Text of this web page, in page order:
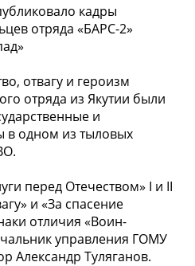
кадры
отряда «БАРС-2»
отвагу и героизм
отряда из Якутии были
и
в одном из тыловых
перед Отечеством» I и II
и «За спасение
отличия «Воин-
управления ГОМУ
Александр Туляганов.